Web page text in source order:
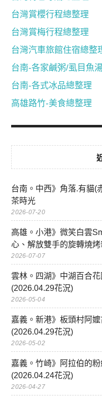
台灣賞櫻行程總整理
台灣賞梅行程總整理
台灣汽車旅館住宿總整
台南-各家鹹粥/虱目魚
台南-各式冰品總整理
高雄路竹-美食總整理
台南。中西》角落.有貓(
茶時光
2026-07-20
高雄。小港》微笑白雲
心、解放雙手的旋轉燒
2026-07-07
雲林。四湖》中湖百合
(2026.04.29花況)
2026-05-04
嘉義。新港》板頭村阿
(2026.04.29花況)
2026-05-02
嘉義。竹崎》阿拉伯的
(2026.04.24花況)
2026-04-27